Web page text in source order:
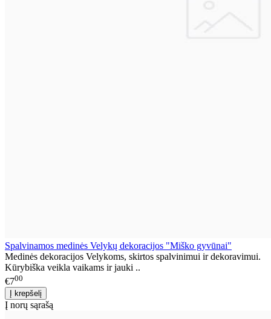
Spalvinamos medinės Velykų dekoracijos "Miško gyvūnai"
Medinės dekoracijos Velykoms, skirtos spalvinimui ir dekoravimui.
Kūrybiška veikla vaikams ir jauki ..
€700
Į norų sąrašą